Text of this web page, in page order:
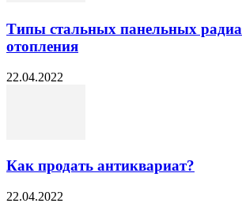
Типы стальных панельных
отопления
22.04.2022
Как продать антиквариат?
22.04.2022